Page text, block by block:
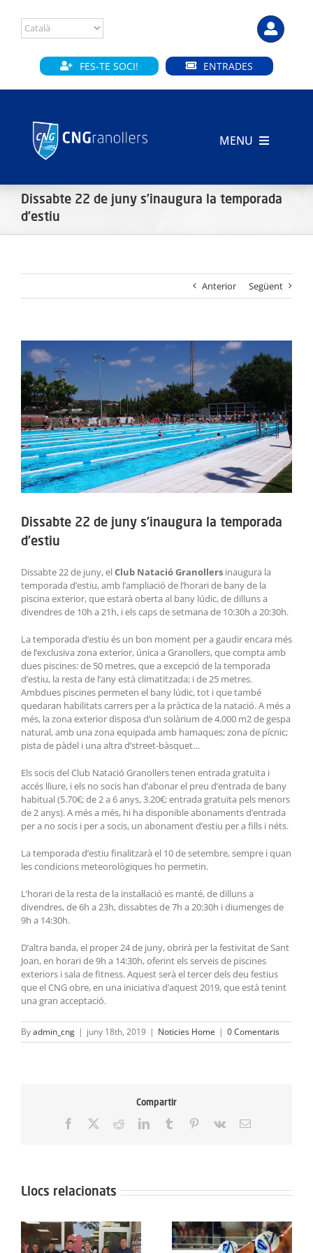
content
FES-TE SOCI! ENTRADES
MENU
CLUB
SERVEIS
INFANTS
BLOG
EMPRESES
TREBALLA AMB NOSALTRES!
Dissabte 22 de juny s’inaugura la temporada
d’estiu
Anterior Següent
View
Larger
Image
Dissabte 22 de juny s’inaugura la temporada
d’estiu
Dissabte 22 de juny, elClub Natació Granollers inaugura la
temporada d’estiu, amb l’ampliació de l’horari de bany de la
piscina exterior, que estarà oberta al bany lúdic, de dilluns a
divendres de 10h a 21h, i els caps de setmana de 10:30h a 20:30h.
La temporada d’estiu és un bon moment per a gaudir encara més
de l’exclusiva zona exterior, única a Granollers, que compta amb
dues piscines: de 50 metres, que a excepció de la temporada
d’estiu, la resta de l’any està climatitzada; i de 25 metres.
Ambdues piscines permeten el bany lúdic, tot i que també
quedaran habilitats carrers per a la pràctica de la natació. A més a
més, la zona exterior disposa d’un solàrium de 4.000 m2 de gespa
natural, amb una zona equipada amb hamaques; zona de pícnic;
pista de pàdel i una altra d’street-bàsquet…
Els socis del Club Natació Granollers tenen entrada gratuïta i
accés lliure, i els no socis han d’abonar el preu d’entrada de bany
habitual (5.70€; de 2 a 6 anys, 3.20€; entrada gratuïta pels menors
de 2 anys). A més a més, hi ha disponible abonaments d’entrada
per a no socis i per a socis, un abonament d’estiu per a fills i néts.
La temporada d’estiu finalitzarà el 10 de setembre, sempre i quan
les condicions meteorològiques ho permetin.
L’horari de la resta de la instal·lació es manté, de dilluns a
divendres, de 6h a 23h, dissabtes de 7h a 20:30h i diumenges de
9h a 14:30h.
D’altra banda, el proper 24 de juny, obrirà per la festivitat de Sant
Joan, en horari de 9h a 14:30h, oferint els serveis de piscines
exteriors i sala de fitness. Aquest serà el tercer dels deu festius
que el CNG obre, en una iniciativa d’aquest 2019, que està tenint
una gran acceptació.
Byadmin_cng | juny 18th, 2019 | Noticies Home | 0 Comentaris
Compartir
Facebook RedditLinkedInTumblr Pinterest
Vk Email:
Llocs relacionats
El Trofeu de l’Ascensió